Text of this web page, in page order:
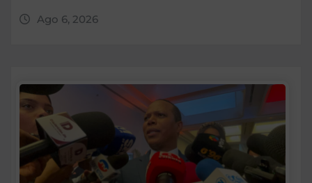
Ago 6, 2026